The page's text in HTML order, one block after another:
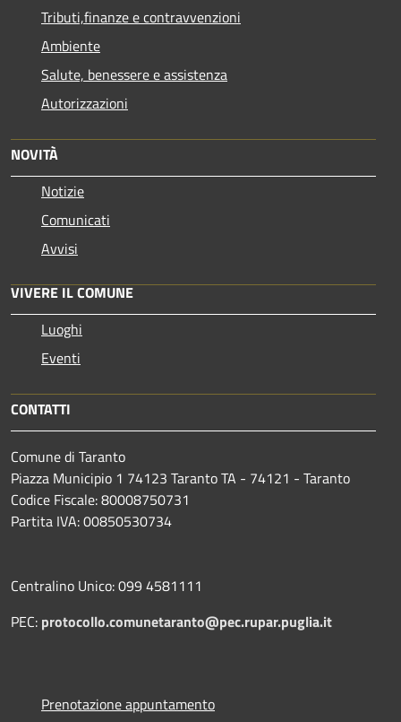
Tributi,finanze e contravvenzioni
Ambiente
Salute, benessere e assistenza
Autorizzazioni
NOVITÀ
Notizie
Comunicati
Avvisi
VIVERE IL COMUNE
Luoghi
Eventi
CONTATTI
Comune di Taranto
Piazza Municipio 1 74123 Taranto TA - 74121 - Taranto
Codice Fiscale: 80008750731
Partita IVA: 00850530734
Centralino Unico: 099 4581111
PEC: protocollo.comunetaranto@pec.rupar.puglia.it
Prenotazione appuntamento